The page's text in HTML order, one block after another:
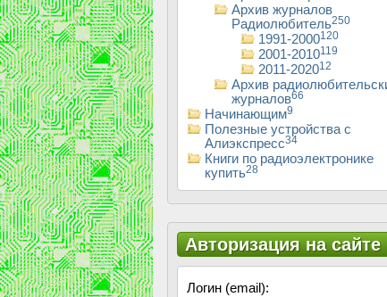
Архив журналов
Радиолюбитель250
1991-2000120
2001-2010119
2011-202012
Архив
журналов66
Начинающим9
Полезные устройства с
Алиэкспресс34
Книги по радиоэлектронике
купить28
Авторизация на сайте
Логин (email):